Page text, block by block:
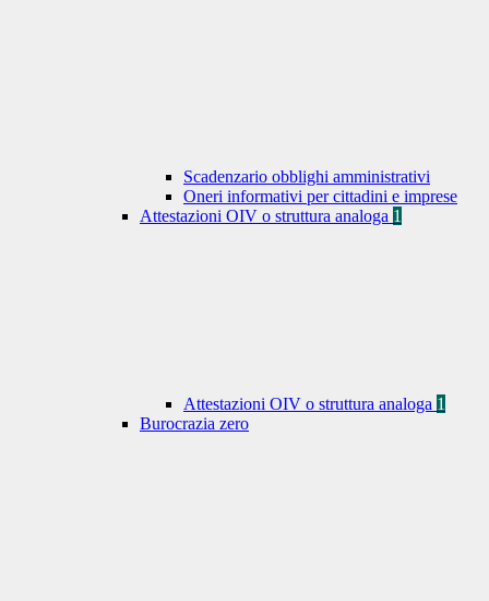
Scadenzario obblighi amministrativi
Oneri informativi per cittadini e imprese
Attestazioni OIV o struttura analoga 1
Attestazioni OIV o struttura analoga 1
Burocrazia zero